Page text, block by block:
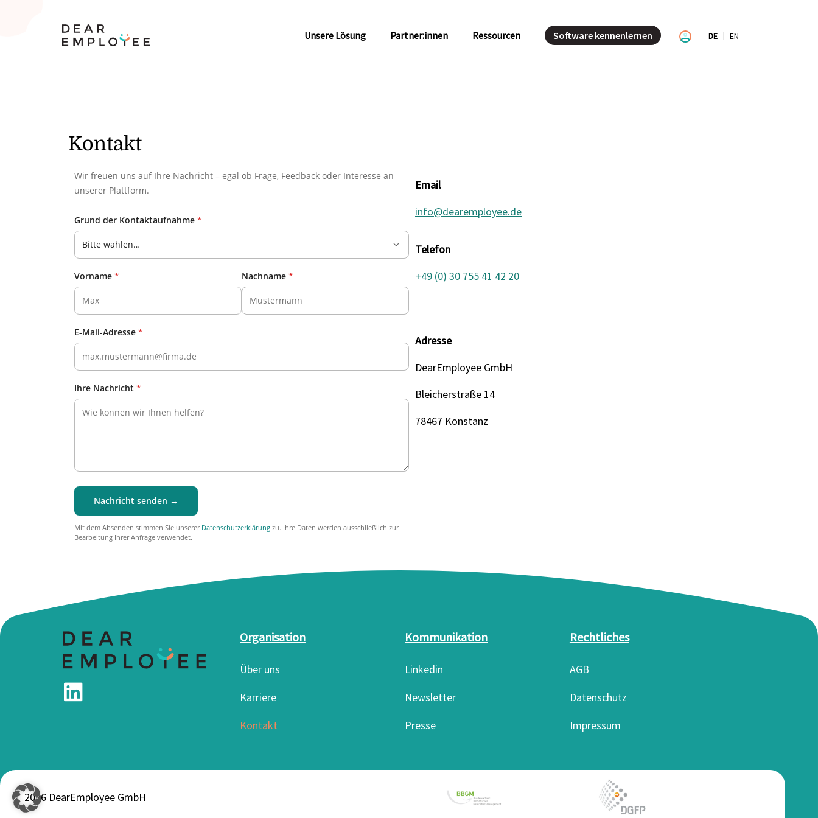
Unsere Lösung Partner:innen Ressourcen Software kennenlernen DE EN
Kontakt
Wir freuen uns auf Ihre Nachricht – egal ob Frage, Feedback oder Interesse an
unserer Plattform.
Grund der Kontaktaufnahme *
Vorname * Nachname *
E-Mail-Adresse *
Ihre Nachricht *
Nachricht senden →
Mit dem Absenden stimmen Sie unserer Datenschutzerklärung zu. Ihre Daten werden ausschließlich zur
Bearbeitung Ihrer Anfrage verwendet.
Email
info@dearemployee.de
Telefon
+49 (0) 30 755 41 42 20
Adresse
DearEmployee GmbH
Bleicherstraße 14
78467 Konstanz
Organisation
Über uns
Karriere
Kontakt
Kommunikation
Linkedin
Newsletter
Presse
Rechtliches
AGB
Datenschutz
Impressum
2026 DearEmployee GmbH